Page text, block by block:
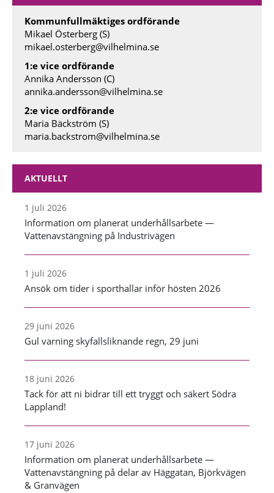
AKTUELLT
1 juli 2026
Information om planerat underhållsarbete —
Vattenavstängning på Industrivägen
1 juli 2026
Ansök om tider i sporthallar inför hösten 2026
29 juni 2026
Gul varning skyfallsliknande regn, 29 juni
18 juni 2026
Tack för att ni bidrar till ett tryggt och säkert Södra
Lappland!
17 juni 2026
Information om planerat underhållsarbete —
Vattenavstängning på delar av Häggatan, Björkvägen
& Granvägen
Kommunfullmäktiges ordförande
Mikael Österberg (S)
mikael.osterberg@vilhelmina.se
1:e vice ordförande
Annika Andersson (C)
annika.andersson@vilhelmina.se
2:e vice ordförande
Maria Bäckström (S)
maria.backstrom@vilhelmina.se